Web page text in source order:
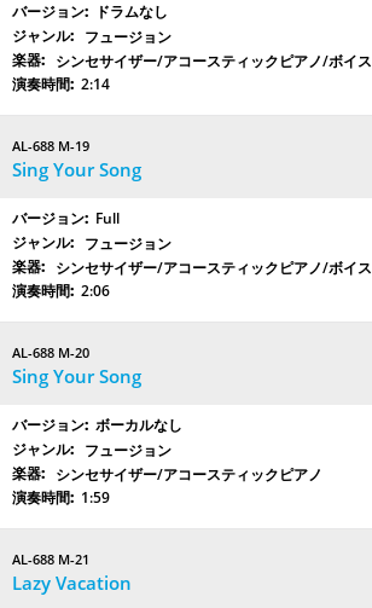
ドラムなし
フュージョン
シンセサイザー/アコースティックピアノ/ボイス
2:14
AL-688 M-19
Sing Your Song
Full
フュージョン
シンセサイザー/アコースティックピアノ/ボイス
2:06
AL-688 M-20
Sing Your Song
ボーカルなし
フュージョン
シンセサイザー/アコースティックピアノ
1:59
AL-688 M-21
Lazy Vacation